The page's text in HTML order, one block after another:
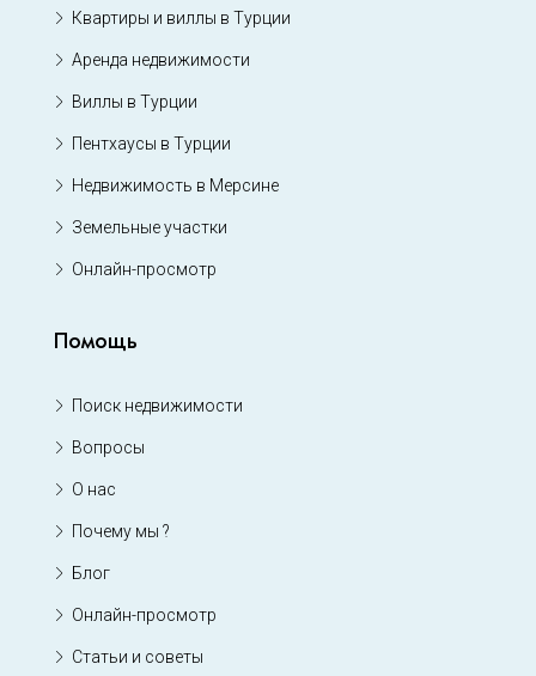
Квартиры и виллы в Турции
Аренда недвижимости
Виллы в Турции
Пентхаусы в Турции
Недвижимость в Мерсине
Земельные участки
Онлайн-просмотр
Помощь
Поиск недвижимости
Вопросы
О нас
Почему мы ?
Блог
Онлайн-просмотр
Статьи и советы